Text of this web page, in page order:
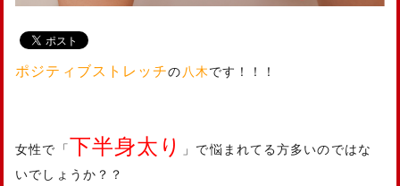
ポジティブストレッチの 八木です！！！
女性で「下半身太り
」で悩まれてる方多いのではな
いでしょうか？？